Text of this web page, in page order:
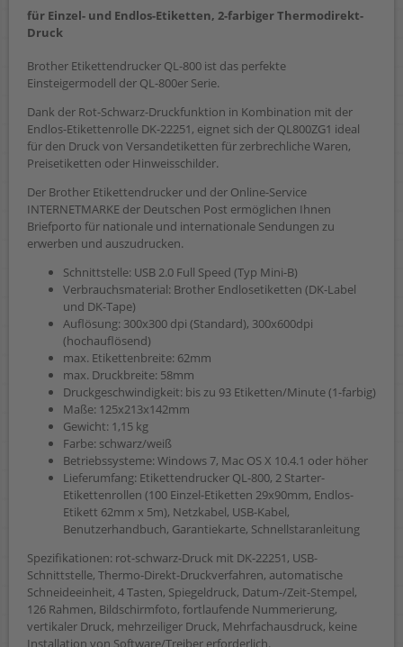
für Einzel- und Endlos-Etiketten, 2-farbiger Thermodirekt-
Druck
Brother Etikettendrucker QL-800 ist das perfekte
Einsteigermodell der QL-800er Serie.
Dank der Rot-Schwarz-Druckfunktion in Kombination mit der
Endlos-Etikettenrolle DK-22251, eignet sich der QL800ZG1 ideal
für den Druck von Versandetiketten für zerbrechliche Waren,
Preisetiketten oder Hinweisschilder.
Der Brother Etikettendrucker und der Online-Service
INTERNETMARKE der Deutschen Post ermöglichen Ihnen
Briefporto für nationale und internationale Sendungen zu
erwerben und auszudrucken.
Schnittstelle: USB 2.0 Full Speed (Typ Mini-B)
Verbrauchsmaterial: Brother Endlosetiketten (DK-Label
und DK-Tape)
Auflösung: 300x300 dpi (Standard), 300x600dpi
(hochauflösend)
max. Etikettenbreite: 62mm
max. Druckbreite: 58mm
Druckgeschwindigkeit: bis zu 93 Etiketten/Minute (1-farbig)
Maße: 125x213x142mm
Gewicht: 1,15 kg
Farbe: schwarz/weiß
Betriebssysteme: Windows 7, Mac OS X 10.4.1 oder höher
Lieferumfang: Etikettendrucker QL-800, 2 Starter-
Etikettenrollen (100 Einzel-Etiketten 29x90mm, Endlos-
Etikett 62mm x 5m), Netzkabel, USB-Kabel,
Benutzerhandbuch, Garantiekarte, Schnellstaranleitung
Spezifikationen: rot-schwarz-Druck mit DK-22251, USB-
Schnittstelle, Thermo-Direkt-Druckverfahren, automatische
Schneideeinheit, 4 Tasten, Spiegeldruck, Datum-/Zeit-Stempel,
126 Rahmen, Bildschirmfoto, fortlaufende Nummerierung,
vertikaler Druck, mehrzeiliger Druck, Mehrfachausdruck, keine
Installation von Software/Treiber erforderlich.